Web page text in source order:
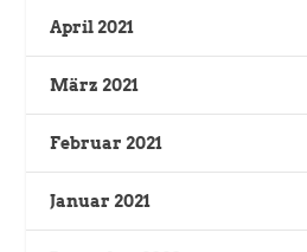
April 2021
März 2021
Februar 2021
Januar 2021